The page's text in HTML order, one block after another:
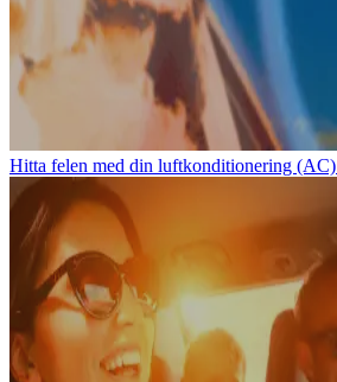
Hitta felen med din luftkonditionering (AC)